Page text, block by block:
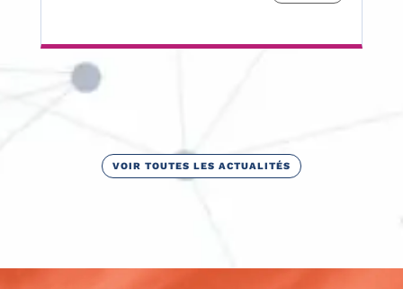
VOIR TOUTES LES ACTUALITÉS